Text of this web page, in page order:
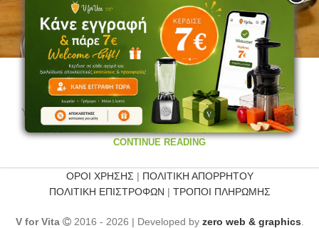
ΆΡΘΡΑ ΣΥΝΤΑΓΈΣ,ΤΡΟΦΉ ΥΓΕΊΑ
Σούπα κάστανο
admin
Υλικά:~300 gr κάστανα 2 καρότα 1 πράσο ½ ματσάκι σέλινο 1
κρεμμύδι 2 κ.σ. μαργαρίνη 1 χούφτα μαϊντανό αλάτι ...
CONTINUE READING
ΟΡΟΙ ΧΡΗΣΗΣ | ΠΟΛΙΤΙΚΗ ΑΠΟΡΡΗΤΟΥ
ΠΟΛΙΤΙΚΗ ΕΠΙΣΤΡΟΦΩΝ | ΤΡΟΠΟΙ ΠΛΗΡΩΜΗΣ
V for Vita 2016 - 2026 | Developed by zero web & graphics